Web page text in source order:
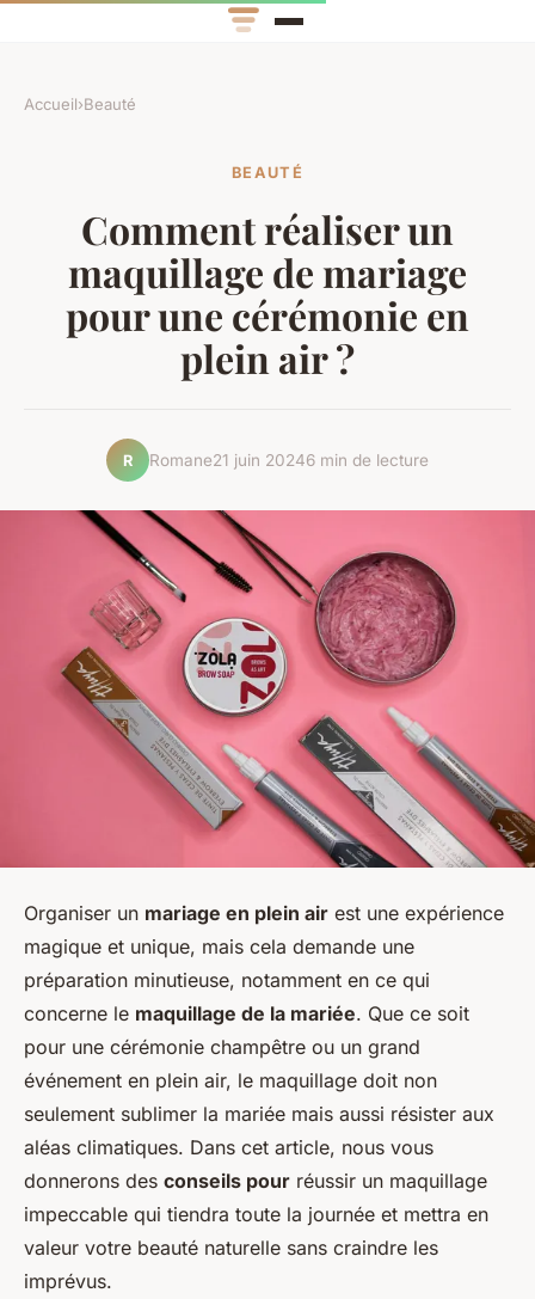
Accueil›Beauté
BEAUTÉ
Comment réaliser un
maquillage de mariage
pour une cérémonie en
plein air ?
R Romane21 juin 20246 min de lecture
Organiser un mariage en plein air est une expérience
magique et unique, mais cela demande une
préparation minutieuse, notamment en ce qui
concerne le maquillage de la mariée. Que ce soit
pour une cérémonie champêtre ou un grand
événement en plein air, le maquillage doit non
seulement sublimer la mariée mais aussi résister aux
aléas climatiques. Dans cet article, nous vous
donnerons des conseils pour réussir un maquillage
impeccable qui tiendra toute la journée et mettra en
valeur votre beauté naturelle sans craindre les
imprévus.